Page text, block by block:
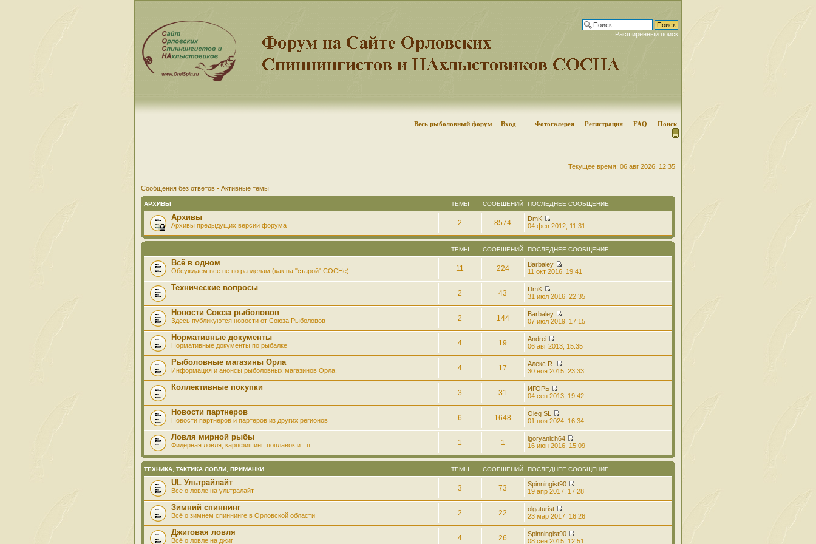
Расширенный поиск
Весь рыболовный форум Вход Фотогалерея Регистрация FAQ Поиск
Текущее время: 06 авг 2026, 12:35
Сообщения без ответов • Активные темы
АРХИВЫ ТЕМЫ СООБЩЕНИЙ ПОСЛЕДНЕЕ СООБЩЕНИЕ
Архивы
Архивы предыдущих версий форума 2 8574
DmK
04 фев 2012, 11:31
ТЕМЫ СООБЩЕНИЙ ПОСЛЕДНЕЕ СООБЩЕНИЕ
Всё в одном
Обсуждаем все не по разделам (как на "старой" СОСНе) 11 224
Barbaley
11 окт 2016, 19:41
Технические вопросы
2 43
DmK
31 июл 2016, 22:35
Новости Союза рыболовов
Здесь публикуются новости от Союза Рыболовов 2 144
Barbaley
07 июл 2019, 17:15
Нормативные документы
Нормативные документы по рыбалке 4 19
Andrei
06 авг 2013, 15:35
Рыболовные магазины Орла
Информация и анонсы рыболовных магазинов Орла. 4 17
Алекс R.
30 ноя 2015, 23:33
Коллективные покупки
3 31
ИГОРЬ
04 сен 2013, 19:42
Новости партнеров
Новости партнеров и партеров из других регионов 6 1648
Oleg SL
01 ноя 2024, 16:34
Ловля мирной рыбы
Фидерная ловля, карпфишинг, поплавок и т.п. 1 1
igoryanich64
16 июн 2016, 15:09
ТЕХНИКА, ТАКТИКА ЛОВЛИ, ПРИМАНКИ ТЕМЫ СООБЩЕНИЙ ПОСЛЕДНЕЕ СООБЩЕНИЕ
UL Ультрайлайт
Все о ловле на ультралайт 3 73
Spinningist90
19 апр 2017, 17:28
Зимний спиннинг
Всё о зимнем спиннинге в Орловской области 2 22
olgaturist
23 мар 2017, 16:26
Джиговая ловля
Всё о ловле на джиг 4 26
Spinningist90
08 сен 2015, 12:51